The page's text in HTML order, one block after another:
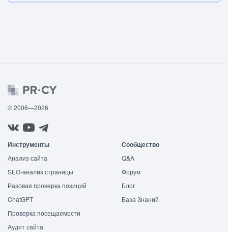
© 2006—2026
Инструменты
Анализ сайта
SEO-анализ страницы
Разовая проверка позиций
ChatGPT
Проверка посещаемости
Аудит сайта
Сообщество
Q&A
Форум
Блог
База Знаний